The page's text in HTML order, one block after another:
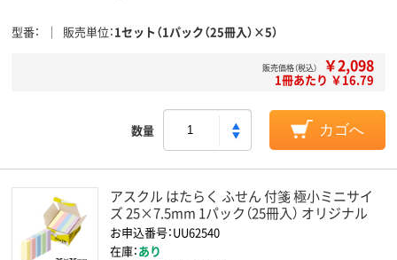
型番 販売単位 1セット（1パック（25冊入）×5）
販売価格（税込） ￥2,098
1冊あたり ￥16.79
数量 カゴへ
アスクル はたらく ふせん 付箋 極小ミニサイ
ズ 25×7.5mm 1パック（25冊入） オリジナル
お申込番号：UU62540
在庫：あり